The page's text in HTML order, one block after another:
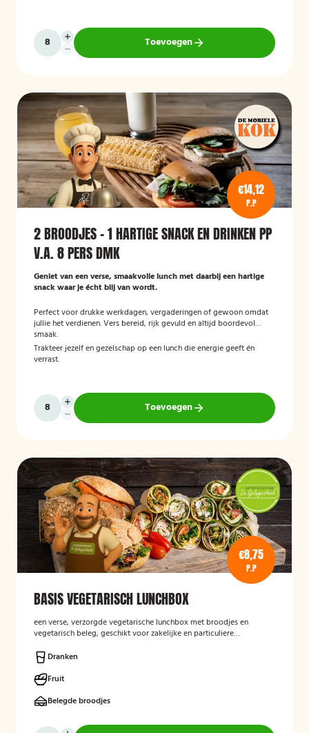
Toevoegen
€14,12
P.P
2 BROODJES - 1 HARTIGE SNACK EN DRINKEN PP
V.A. 8 PERS DMK
Geniet van een verse, smaakvolle lunch met daarbij een hartige
snack waar je écht blij van wordt.
Perfect voor drukke werkdagen, vergaderingen of gewoon omdat
jullie het verdienen. Vers bereid, rijk gevuld en altijd boordevol
smaak.
Trakteer jezelf en gezelschap op een lunch die energie geeft én
verrast.
Toevoegen
€8,75
P.P
BASIS VEGETARISCH LUNCHBOX
een verse, verzorgde vegetarische lunchbox met broodjes en
vegetarisch beleg, geschikt voor zakelijke en particuliere
Dranken
Fruit
Belegde broodjes